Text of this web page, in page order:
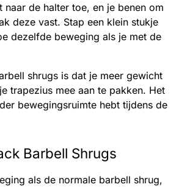
naar de halter toe, en je benen om
deze vast. Stap een klein stukje
dezelfde beweging als je met de
shrugs is dat je meer gewicht
trapezius mee aan te pakken. Het
bewegingsruimte hebt tijdens de
Barbell Shrugs
als de normale barbell shrug,